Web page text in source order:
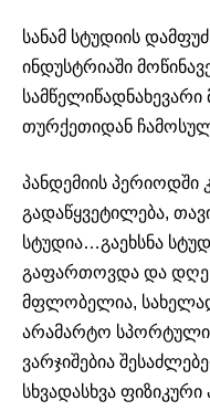
სანამ სტუდიის
ინდუსტრიაში
თურქეთიდან
პანდემიის პერიოდში
გადაწყვეტილება,
სტუდია…გაეხსნა
გაფართოვდა და დღეს
მფლობელია, სახელად
არამარტო
ვარჯიშებია
სხვადასხვა ფიზიკური